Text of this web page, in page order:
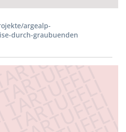
argealp-
durch-graubuenden